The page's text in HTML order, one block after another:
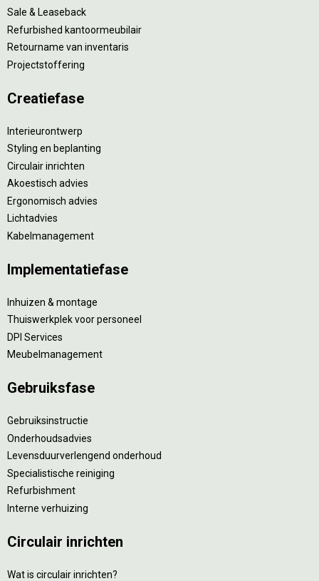
Sale & Leaseback
Refurbished kantoormeubilair
Retourname van inventaris
Projectstoffering
Creatiefase
Interieurontwerp
Styling en beplanting
Circulair inrichten
Akoestisch advies
Ergonomisch advies
Lichtadvies
Kabelmanagement
Implementatiefase
Inhuizen & montage
Thuiswerkplek voor personeel
DPI Services
Meubelmanagement
Gebruiksfase
Gebruiksinstructie
Onderhoudsadvies
Levensduurverlengend onderhoud
Specialistische reiniging
Refurbishment
Interne verhuizing
Circulair inrichten
Wat is circulair inrichten?